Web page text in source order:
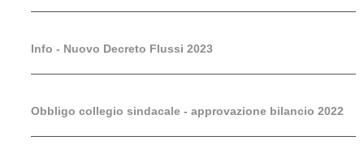
Info - Nuovo Decreto Flussi 2023
Obbligo collegio sindacale - approvazione bilancio 2022